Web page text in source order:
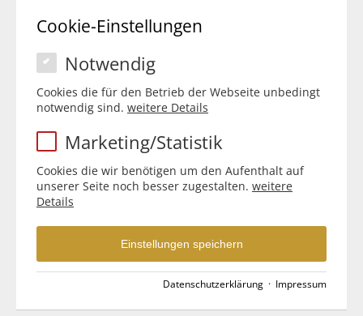
Cookie-Einstellungen
Notwendig
Cookies die für den Betrieb der Webseite unbedingt
notwendig sind. weitere Details
Marketing/Statistik
Cookies die wir benötigen um den Aufenthalt auf
unserer Seite noch besser zugestalten. weitere
Details
Einstellungen speichern
Datenschutzerklärung · Impressum